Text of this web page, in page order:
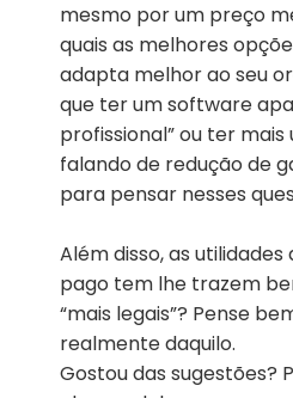
mesmo por um preço
quais as melhores
adapta melhor ao seu
que ter um software
profissional” ou ter
falando de redução de
para pensar nesses
Além disso, as
pago tem lhe trazem
“mais legais”? Pense
realmente daquilo.
Gostou das sugestões?